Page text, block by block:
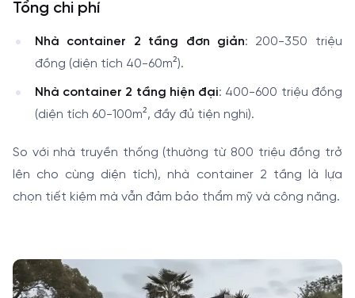
Tổng chi phí
Nhà container 2 tầng đơn giản: 200-350 triệu
đồng (diện tích 40-60m²).
Nhà container 2 tầng hiện đại: 400-600 triệu đồng
(diện tích 60-100m², đầy đủ tiện nghi).
So với nhà truyền thống (thường từ 800 triệu đồng trở
lên cho cùng diện tích), nhà container 2 tầng là lựa
chọn tiết kiệm mà vẫn đảm bảo thẩm mỹ và công năng.